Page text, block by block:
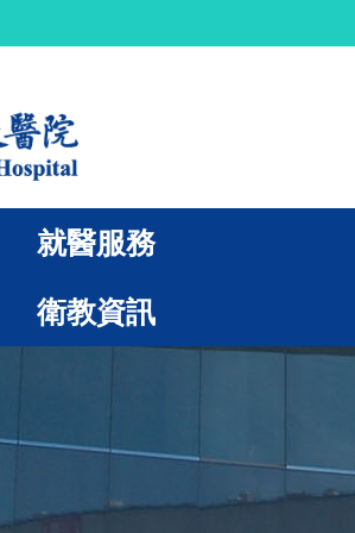
就醫服務
衛教資訊